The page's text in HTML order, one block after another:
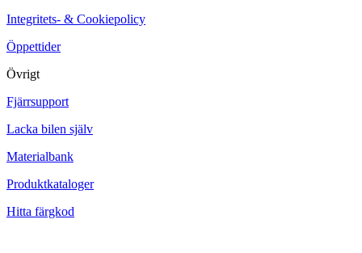
Integritets- & Cookiepolicy
Öppettider
Övrigt
Fjärrsupport
Lacka bilen själv
Materialbank
Produktkataloger
Hitta färgkod